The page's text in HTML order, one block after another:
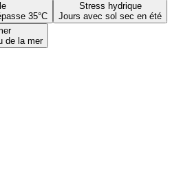
35°C
Stress hydrique
Jours avec sol sec en été
de la mer